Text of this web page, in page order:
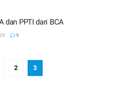
dan PPTI dari BCA
9
2 3